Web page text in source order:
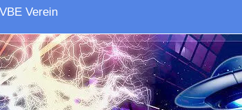
VBE Verein